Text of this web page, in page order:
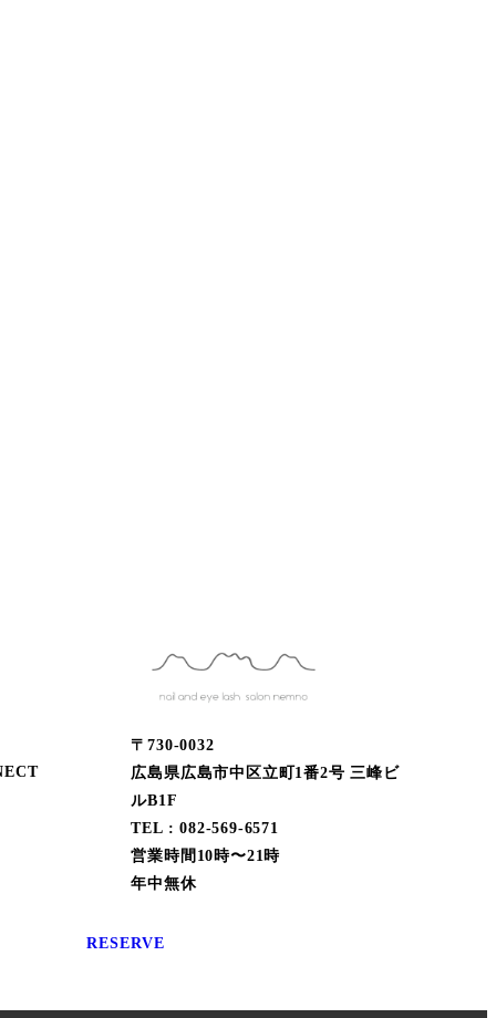
〒730-0032
広島県広島市中区立町1番2号 三峰ビ
ルB1F
TEL : 082-569-6571
営業時間10時〜21時
年中無休
RESERVE